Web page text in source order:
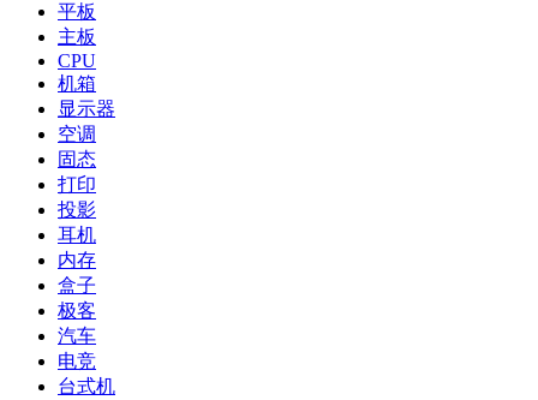
平板
主板
CPU
机箱
显示器
空调
固态
打印
投影
耳机
内存
盒子
极客
汽车
电竞
台式机